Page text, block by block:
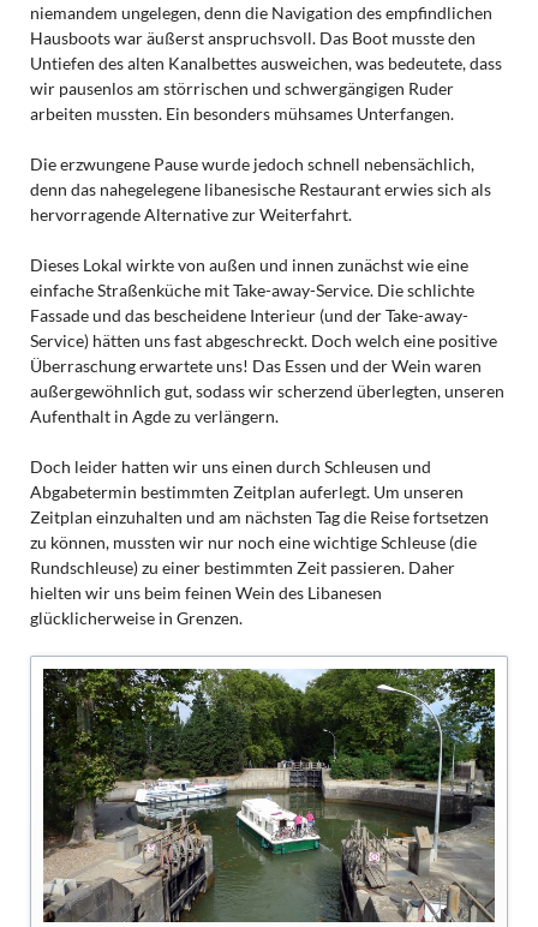
niemandem ungelegen, denn die Navigation des empfindlichen
Hausboots war äußerst anspruchsvoll. Das Boot musste den
Untiefen des alten Kanalbettes ausweichen, was bedeutete, dass
wir pausenlos am störrischen und schwergängigen Ruder
arbeiten mussten. Ein besonders mühsames Unterfangen.
Die erzwungene Pause wurde jedoch schnell nebensächlich,
denn das nahegelegene libanesische Restaurant erwies sich als
hervorragende Alternative zur Weiterfahrt.
Dieses Lokal wirkte von außen und innen zunächst wie eine
einfache Straßenküche mit Take-away-Service. Die schlichte
Fassade und das bescheidene Interieur (und der Take-away-
Service) hätten uns fast abgeschreckt. Doch welch eine positive
Überraschung erwartete uns! Das Essen und der Wein waren
außergewöhnlich gut, sodass wir scherzend überlegten, unseren
Aufenthalt in Agde zu verlängern.
Doch leider hatten wir uns einen durch Schleusen und
Abgabetermin bestimmten Zeitplan auferlegt. Um unseren
Zeitplan einzuhalten und am nächsten Tag die Reise fortsetzen
zu können, mussten wir nur noch eine wichtige Schleuse (die
Rundschleuse) zu einer bestimmten Zeit passieren. Daher
hielten wir uns beim feinen Wein des Libanesen
glücklicherweise in Grenzen.